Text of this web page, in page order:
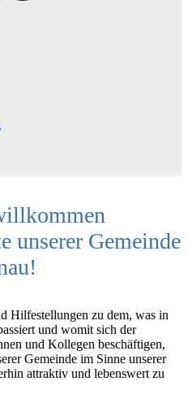
unserer Gemeinde
Hilfestellungen zu dem, was in
und womit sich der
und Kollegen beschäftigen,
Gemeinde im Sinne unserer
attraktiv und lebenswert zu